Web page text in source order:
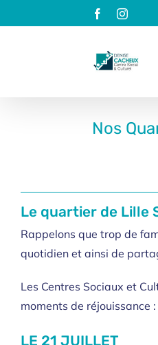
au
Facebook
Nos
Le quartier de Lille
Rappelons que trop de
quotidien et ainsi de
Les Centres Sociaux et
moments de réjouissance
LE 21 JUILLET